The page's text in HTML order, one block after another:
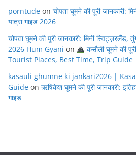
porntude on चोपता घूमने की पूरी जानकारी:
यात्रा गाइड 2026
चोपता घूमने की पूरी जानकारी: मिनी स्विट्ज़रलैंड,
2026 Hum Gyani on
कसौली घूमने की
Tourist Places, Best Time, Trip Guide
kasauli ghumne ki jankari2026 |
Guide on ऋषिकेश घूमने की पूरी जानकारी:
गाइड